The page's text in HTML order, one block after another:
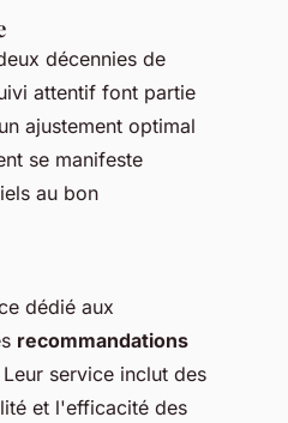
décennies de
attentif font partie
ajustement optimal
se manifeste
au bon
dédié aux
recommandations
service inclut des
et l'efficacité des